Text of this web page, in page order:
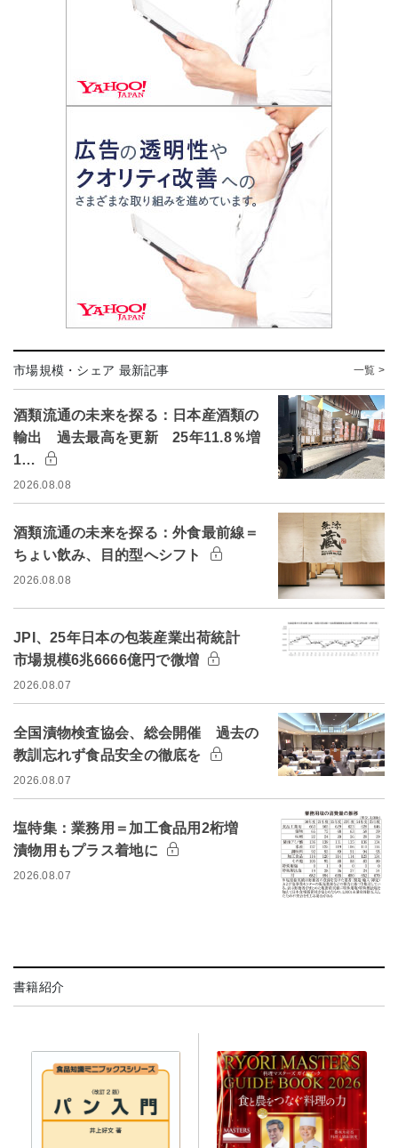
市場規模・シェア 最新記事 一覧 >
酒類流通の未来を探る：日本産酒類の
輸出 過去最高を更新 25年11.8％増
1…
2026.08.08
酒類流通の未来を探る：外食最前線＝
ちょい飲み、目的型へシフト
2026.08.08
JPI、25年日本の包装産業出荷統計
市場規模6兆6666億円で微増
2026.08.07
全国漬物検査協会、総会開催 過去の
教訓忘れず食品安全の徹底を
2026.08.07
塩特集：業務用＝加工食品用2桁増
漬物用もプラス着地に
2026.08.07
書籍紹介